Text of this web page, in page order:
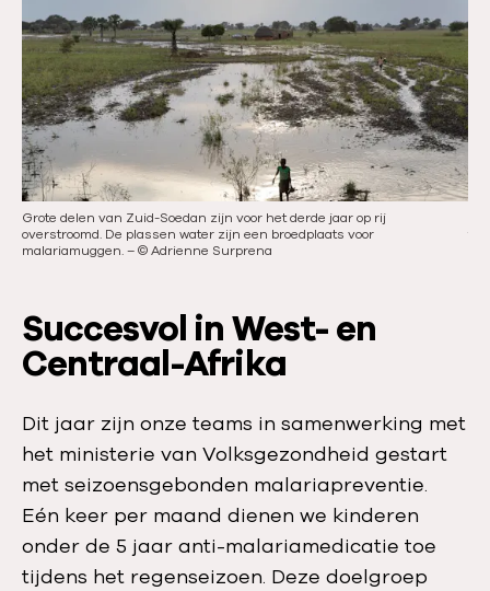
i
e
s
l
i
d
g
e
n
d
e
s
l
Grote delen van Zuid-Soedan zijn voor het derde jaar op rij
overstroomd. De plassen water zijn een broedplaats voor
malariamuggen.–©Adrienne Surprena
Succesvol in West- en
Centraal-Afrika
Dit jaar zijn onze teams in samenwerking met
het ministerie van Volksgezondheid gestart
met seizoensgebonden malariapreventie.
Eén keer per maand dienen we kinderen
onder de 5 jaar anti-malariamedicatie toe
tijdens het regenseizoen. Deze doelgroep